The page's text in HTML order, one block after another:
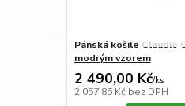
Pánská košile Claudio
modrým vzorem
2 490,00 Kč/ks
2 057,85 Kč bez DPH